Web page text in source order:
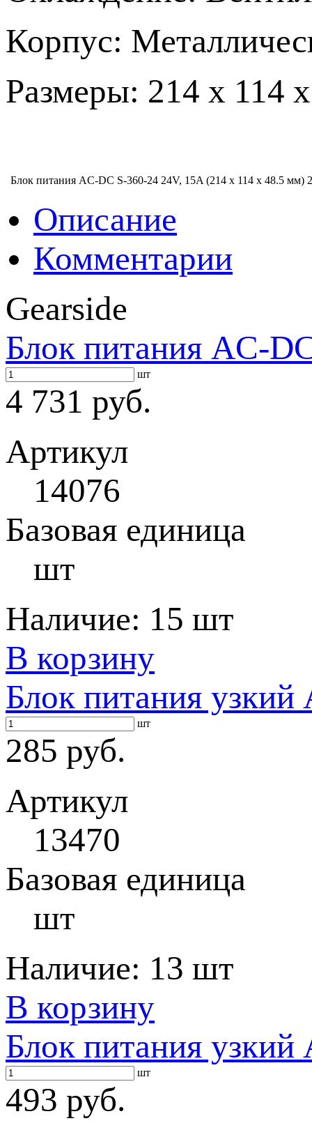
Корпус:
Размеры: 214 х 114
Блок питания AC-DC S-360-24 24V, 15A (214 х 114 х 48.5 мм)
Описание
Комментарии
Gearside
Блок питания AC-
шт
4 731 руб.
Артикул
14076
Базовая единица
шт
Наличие: 15 шт
В корзину
Блок питания
шт
285 руб.
Артикул
13470
Базовая единица
шт
Наличие: 13 шт
В корзину
Блок питания
шт
493 руб.